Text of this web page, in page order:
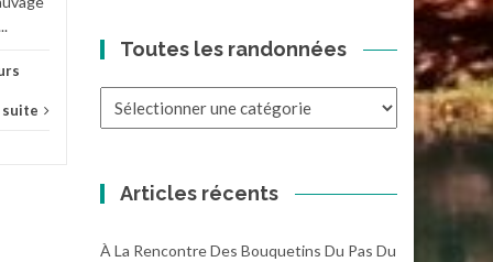
suite
Toutes les randonnées
Articles récents
À La Rencontre Des Bouquetins Du Pas Du